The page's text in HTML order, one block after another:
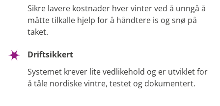
Sikre lavere kostnader hver vinter ved å unngå å
måtte tilkalle hjelp for å håndtere is og snø på
taket.
Driftsikkert
Systemet krever lite vedlikehold og er utviklet for
å tåle nordiske vintre, testet og dokumentert.